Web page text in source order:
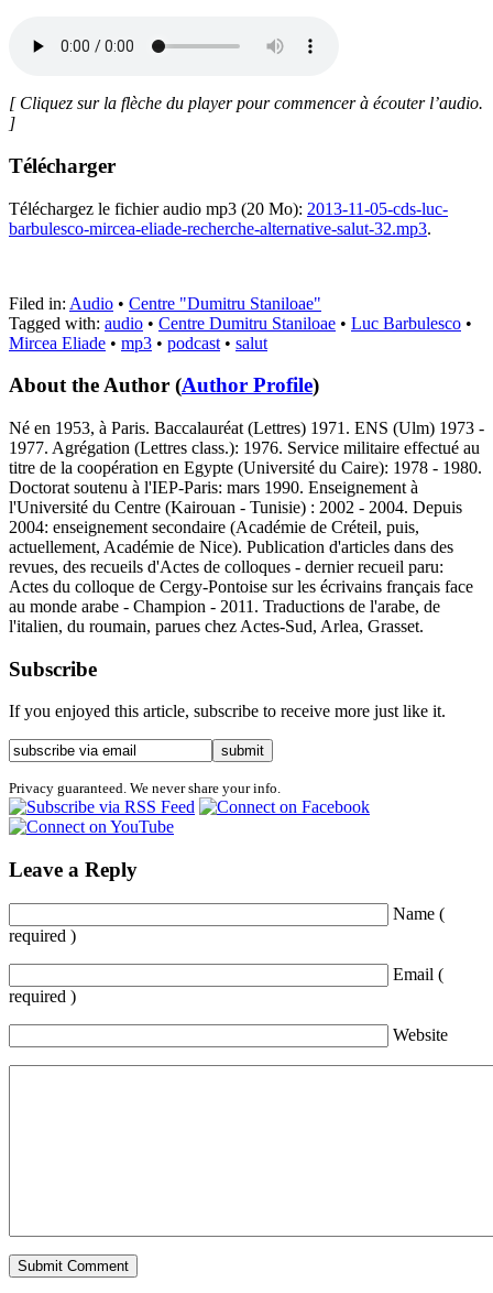
[ Cliquez sur la flèche du player pour commencer à écouter l’audio.
]
Télécharger
Téléchargez le fichier audio mp3 (20 Mo): 2013-11-05-cds-luc-
barbulesco-mircea-eliade-recherche-alternative-salut-32.mp3.
Filed in: Audio • Centre "Dumitru Staniloae"
Tagged with: audio • Centre Dumitru Staniloae • Luc Barbulesco •
Mircea Eliade • mp3 • podcast • salut
About the Author (Author Profile)
Né en 1953, à Paris. Baccalauréat (Lettres) 1971. ENS (Ulm) 1973 -
1977. Agrégation (Lettres class.): 1976. Service militaire effectué au
titre de la coopération en Egypte (Université du Caire): 1978 - 1980.
Doctorat soutenu à l'IEP-Paris: mars 1990. Enseignement à
l'Université du Centre (Kairouan - Tunisie) : 2002 - 2004. Depuis
2004: enseignement secondaire (Académie de Créteil, puis,
actuellement, Académie de Nice). Publication d'articles dans des
revues, des recueils d'Actes de colloques - dernier recueil paru:
Actes du colloque de Cergy-Pontoise sur les écrivains français face
au monde arabe - Champion - 2011. Traductions de l'arabe, de
l'italien, du roumain, parues chez Actes-Sud, Arlea, Grasset.
Subscribe
If you enjoyed this article, subscribe to receive more just like it.
Privacy guaranteed. We never share your info.
Leave a Reply
Name (
required )
Email (
required )
Website